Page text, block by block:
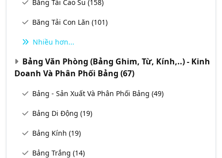
Băng Tải Cao Su (158)
Băng Tải Con Lăn (101)
Nhiều hơn...
Bảng Văn Phòng (Bảng Ghim, Từ, Kính,..) - Kinh
Doanh Và Phân Phối Bảng (67)
Bảng - Sản Xuất Và Phân Phối Bảng (49)
Bảng Di Động (19)
Bảng Kính (19)
Bảng Trắng (14)